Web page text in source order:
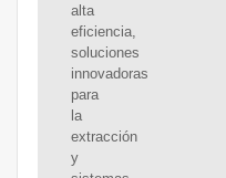
alta
eficiencia,
soluciones
innovadoras
para
la
extracción
y